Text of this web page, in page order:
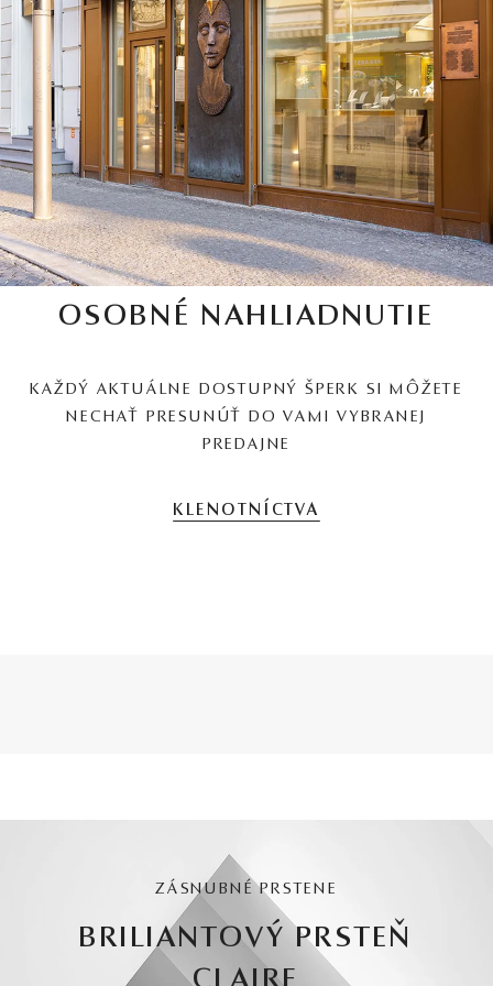
OSOBNÉ NAHLIADNUTIE
KAŽDÝ AKTUÁLNE DOSTUPNÝ ŠPERK SI MÔŽETE
NECHAŤ PRESUNÚŤ DO VAMI VYBRANEJ
PREDAJNE
KLENOTNÍCTVA
ZÁSNUBNÉ PRSTENE
BRILIANTOVÝ PRSTEŇ